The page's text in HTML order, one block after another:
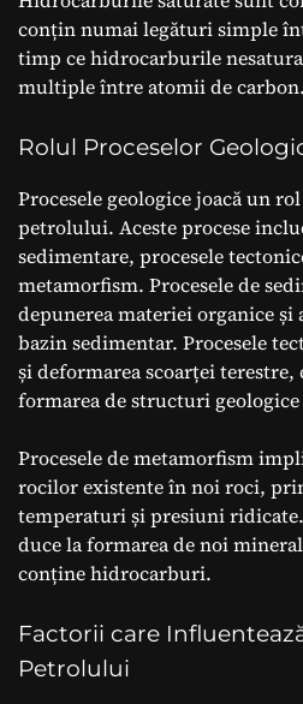
conțin numai legături simple
timp ce hidrocarburile
multiple între atomii de carbon.
Rolul Proceselor
Procesele geologice joacă un
petrolului. Aceste procese
sedimentare, procesele
metamorfism. Procesele de
depunerea materiei organice
bazin sedimentar. Procesele
și deformarea scoarței terestre,
formarea de structuri
Procesele de metamorfism
rocilor existente în noi roci,
temperaturi și presiuni
duce la formarea de noi
conține hidrocarburi.
Factorii care
Petrolului